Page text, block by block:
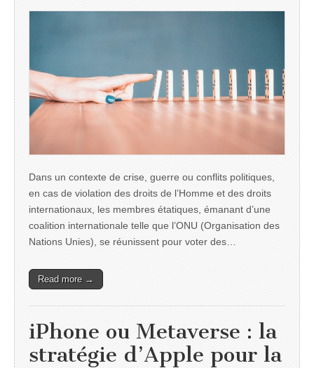
Dans un contexte de crise, guerre ou conflits politiques,
en cas de violation des droits de l’Homme et des droits
internationaux, les membres étatiques, émanant d’une
coalition internationale telle que l’ONU (Organisation des
Nations Unies), se réunissent pour voter des…
Read more →
iPhone ou Metaverse : la
stratégie d’Apple pour la